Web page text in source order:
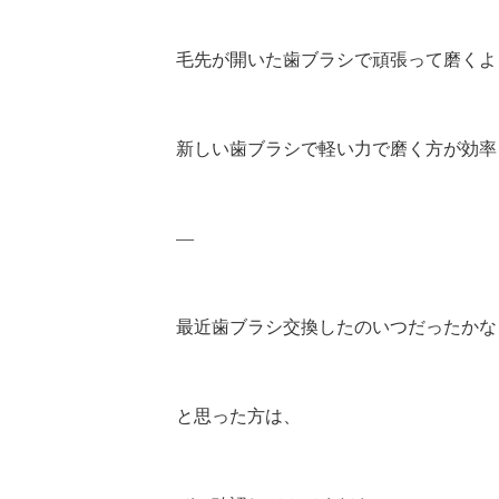
毛先が開いた歯ブラシで頑張って磨くよ
新しい歯ブラシで軽い力で磨く方が効
—
最近歯ブラシ交換したのいつだったか
と思った方は、